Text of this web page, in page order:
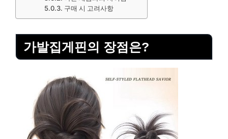
구매 시 고려사항
가발집게핀의 장점은?